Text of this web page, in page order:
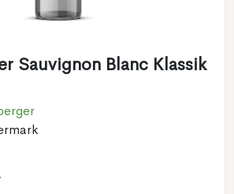
Sauvignon Blanc Klassik